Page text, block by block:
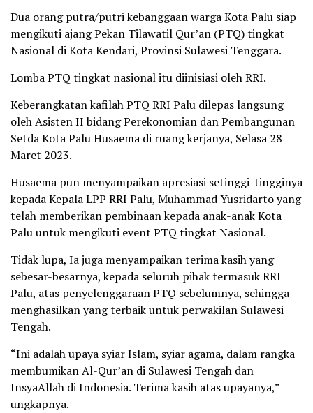
Dua orang putra/putri kebanggaan warga Kota Palu siap
mengikuti ajang Pekan Tilawatil Qur’an (PTQ) tingkat
Nasional di Kota Kendari, Provinsi Sulawesi Tenggara.
Lomba PTQ tingkat nasional itu diinisiasi oleh RRI.
Keberangkatan kafilah PTQ RRI Palu dilepas langsung
oleh Asisten II bidang Perekonomian dan Pembangunan
Setda Kota Palu Husaema di ruang kerjanya, Selasa 28
Maret 2023.
Husaema pun menyampaikan apresiasi setinggi-tingginya
kepada Kepala LPP RRI Palu, Muhammad Yusridarto yang
telah memberikan pembinaan kepada anak-anak Kota
Palu untuk mengikuti event PTQ tingkat Nasional.
Tidak lupa, Ia juga menyampaikan terima kasih yang
sebesar-besarnya, kepada seluruh pihak termasuk RRI
Palu, atas penyelenggaraan PTQ sebelumnya, sehingga
menghasilkan yang terbaik untuk perwakilan Sulawesi
Tengah.
“Ini adalah upaya syiar Islam, syiar agama, dalam rangka
membumikan Al-Qur’an di Sulawesi Tengah dan
InsyaAllah di Indonesia. Terima kasih atas upayanya,”
ungkapnya.